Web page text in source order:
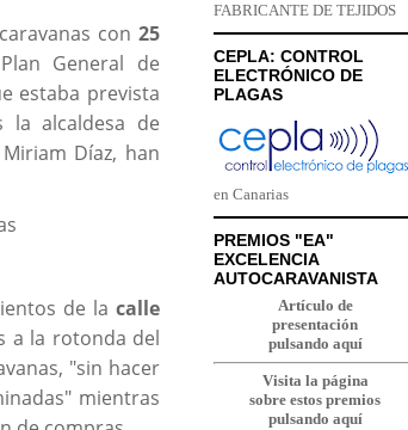
con 25
General de
estaba prevista
la alcaldesa de
Díaz, han
de la calle
a la rotonda del
"sin hacer
mientras
FABRICANTE DE TEJIDOS
CEPLA: CONTROL
ELECTRÓNICO DE
PLAGAS
en Canarias
PREMIOS "EA"
EXCELENCIA
AUTOCARAVANISTA
Artículo de
presentación
pulsando aquí
Visita la página
sobre estos premios
pulsando aquí